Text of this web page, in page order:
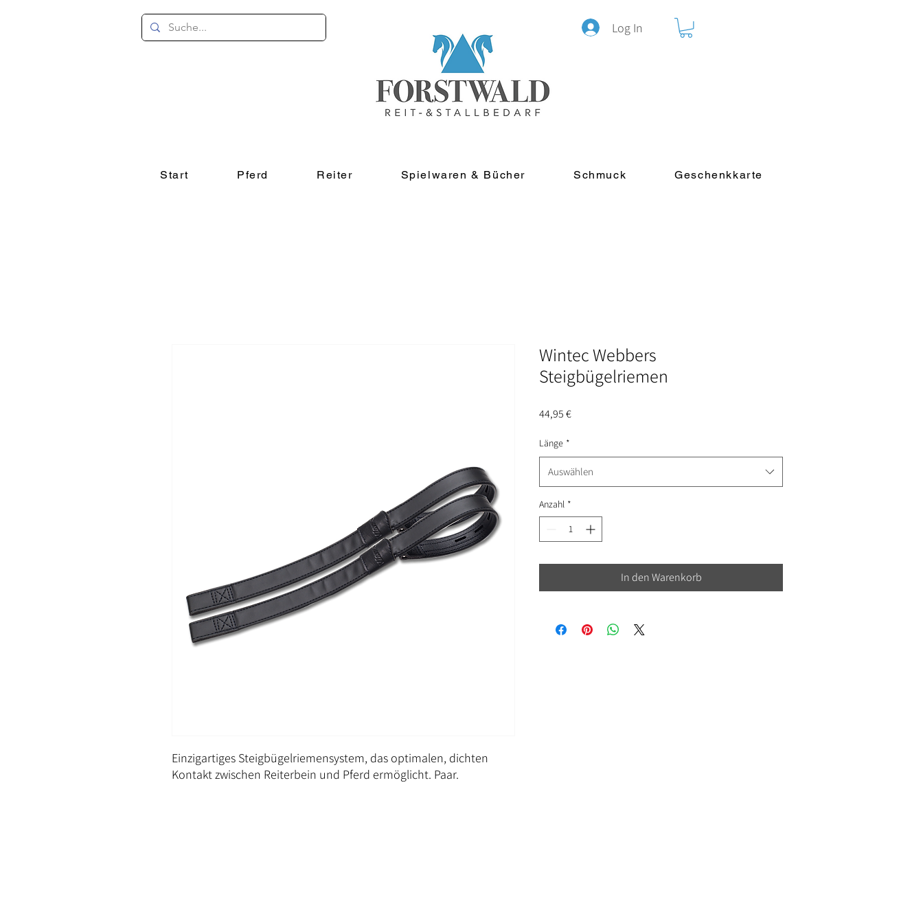
Log In
Start Pferd Reiter Spielwaren & Bücher Schmuck Geschenkkarte
Einzigartiges Steigbügelriemensystem, das optimalen, dichten
Kontakt zwischen Reiterbein und Pferd ermöglicht. Paar.
Wintec Webbers
Steigbügelriemen
44,95 €Preis
Länge *
Auswählen
Anzahl *
In den Warenkorb